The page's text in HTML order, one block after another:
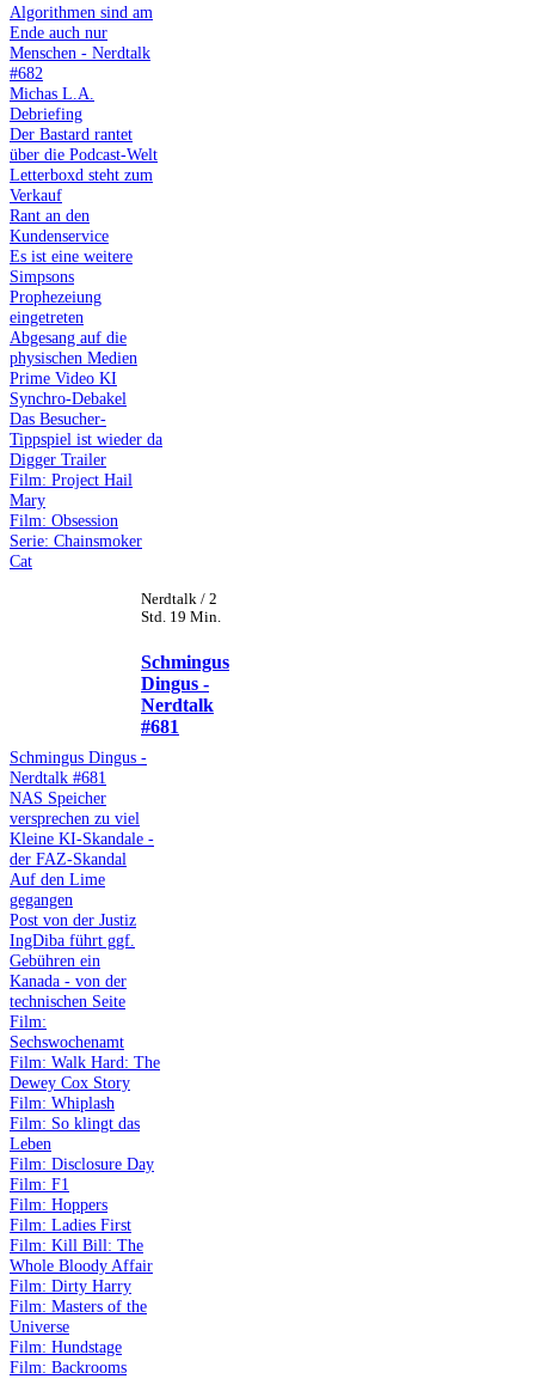
Algorithmen sind am
Ende auch nur
Menschen - Nerdtalk
#682
Michas L.A.
Debriefing
Der Bastard rantet
über die Podcast-Welt
Letterboxd steht zum
Verkauf
Rant an den
Kundenservice
Es ist eine weitere
Simpsons
Prophezeiung
eingetreten
Abgesang auf die
physischen Medien
Prime Video KI
Synchro-Debakel
Das Besucher-
Tippspiel ist wieder da
Digger Trailer
Film: Project Hail
Mary
Film: Obsession
Serie: Chainsmoker
Cat
Nerdtalk / 2
Std. 19 Min.
Schmingus
Dingus -
Nerdtalk
#681
Schmingus Dingus -
Nerdtalk #681
NAS Speicher
versprechen zu viel
Kleine KI-Skandale -
der FAZ-Skandal
Auf den Lime
gegangen
Post von der Justiz
IngDiba führt ggf.
Gebühren ein
Kanada - von der
technischen Seite
Film:
Sechswochenamt
Film: Walk Hard: The
Dewey Cox Story
Film: Whiplash
Film: So klingt das
Leben
Film: Disclosure Day
Film: F1
Film: Hoppers
Film: Ladies First
Film: Kill Bill: The
Whole Bloody Affair
Film: Dirty Harry
Film: Masters of the
Universe
Film: Hundstage
Film: Backrooms